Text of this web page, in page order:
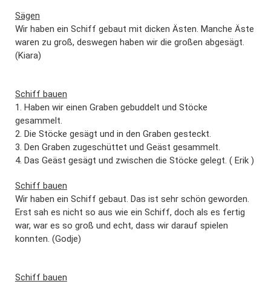
Sägen
Wir haben ein Schiff gebaut mit dicken Ästen. Manche Äste
waren zu groß, deswegen haben wir die großen abgesägt.
(Kiara)
Schiff bauen
1. Haben wir einen Graben gebuddelt und Stöcke
gesammelt.
2. Die Stöcke gesägt und in den Graben gesteckt.
3. Den Graben zugeschüttet und Geäst gesammelt.
4. Das Geäst gesägt und zwischen die Stöcke gelegt. ( Erik )
Schiff bauen
Wir haben ein Schiff gebaut. Das ist sehr schön geworden.
Erst sah es nicht so aus wie ein Schiff, doch als es fertig
war, war es so groß und echt, dass wir darauf spielen
konnten. (Godje)
Schiff bauen